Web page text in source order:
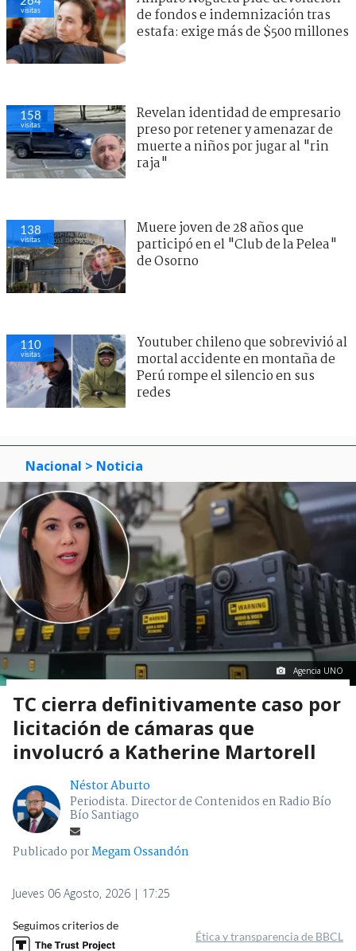
visitas
de fondos e indemnización tras
estafa: exige más de $500 millones
158
visitas
Revelan identidad de empresario
preso por retener y amenazar de
muerte a niños por jugar al "rin
raja"
138
visitas
Muere joven de 28 años que
participó en el "Club de la Pelea"
de Osorno
110
visitas
Youtuber chileno que sobrevivió al
mortal accidente en montaña de
Perú rompe el silencio en sus
redes
Nacional > Noticia
Agencia UNO
TC cierra definitivamente caso por
licitación de cámaras que
involucró a Katherine Martorell
Néstor Aburto
Periodista. Director de Contenidos en Radio Bío
Bío Santiago
Publicado porMegam Ossandón
Jueves 06 Agosto, 2026 | 17:25
Seguimos criterios de
Ética y transparencia de BBCL